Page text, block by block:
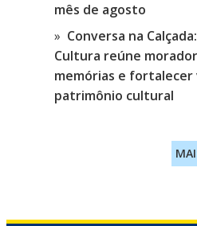
mês de agosto
Conversa na
Cultura reúne
memórias e fortalecer
patrimônio cultural